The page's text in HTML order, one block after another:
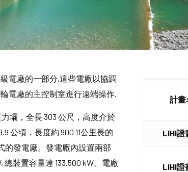
計畫
LIHI證
LIHI證
電廠的一部分,這些電廠以協調
電廠的主控制室進行遠端操作.
壩，全長 303 公尺，高度介於
公頃，長度約 900 11公里長的
的發電廠。發電廠內設置兩部
裝置容量達 133.500 kW。電廠